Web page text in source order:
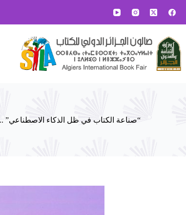
المحتوى
“صناعة الكتاب في ظل الذكاء الاصطناعي” ..